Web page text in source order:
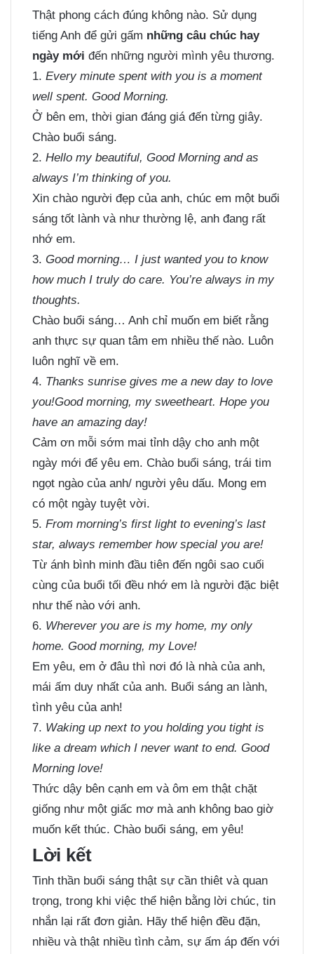
Thật phong cách đúng không nào. Sử dụng
tiếng Anh để gửi gấm những câu chúc hay
ngày mới đến những người mình yêu thương.
1. Every minute spent with you is a moment
well spent. Good Morning.
Ở bên em, thời gian đáng giá đến từng giây.
Chào buổi sáng.
2. Hello my beautiful, Good Morning and as
always I’m thinking of you.
Xin chào người đẹp của anh, chúc em một buổi
sáng tốt lành và như thường lệ, anh đang rất
nhớ em.
3. Good morning… I just wanted you to know
how much I truly do care. You’re always in my
thoughts.
Chào buổi sáng… Anh chỉ muốn em biết rằng
anh thực sự quan tâm em nhiều thế nào. Luôn
luôn nghĩ về em.
4. Thanks sunrise gives me a new day to love
you!Good morning, my sweetheart. Hope you
have an amazing day!
Cảm ơn mỗi sớm mai tỉnh dậy cho anh một
ngày mới để yêu em. Chào buổi sáng, trái tim
ngọt ngào của anh/ người yêu dấu. Mong em
có một ngày tuyệt vời.
5. From morning’s first light to evening’s last
star, always remember how special you are!
Từ ánh bình minh đầu tiên đến ngôi sao cuối
cùng của buổi tối đều nhớ em là người đặc biệt
như thế nào với anh.
6. Wherever you are is my home, my only
home. Good morning, my Love!
Em yêu, em ở đâu thì nơi đó là nhà của anh,
mái ấm duy nhất của anh. Buổi sáng an lành,
tình yêu của anh!
7. Waking up next to you holding you tight is
like a dream which I never want to end. Good
Morning love!
Thức dậy bên cạnh em và ôm em thật chặt
giống như một giấc mơ mà anh không bao giờ
muốn kết thúc. Chào buổi sáng, em yêu!
Lời kết
Tinh thần buổi sáng thật sự cần thiêt và quan
trọng, trong khi việc thể hiện bằng lời chúc, tin
nhắn lại rất đơn giản. Hãy thể hiện đều đặn,
nhiều và thật nhiều tình cảm, sự ấm áp đến với